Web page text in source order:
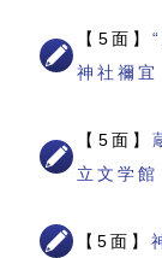
【5面】
神社禰
【5面】
立文学館
【5面】